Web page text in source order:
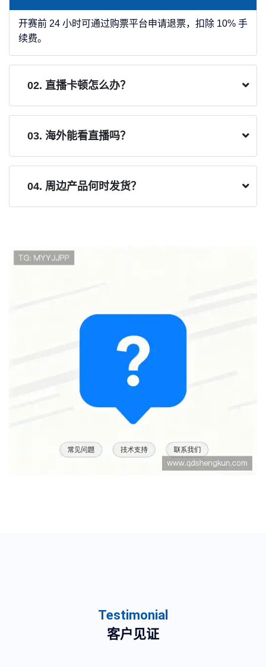
开赛前 24 小时可通过购票平台申请退票，扣除 10% 手
续费。
02. 直播卡顿怎么办？
03. 海外能看直播吗？
04. 周边产品何时发货？
Testimonial
客户见证